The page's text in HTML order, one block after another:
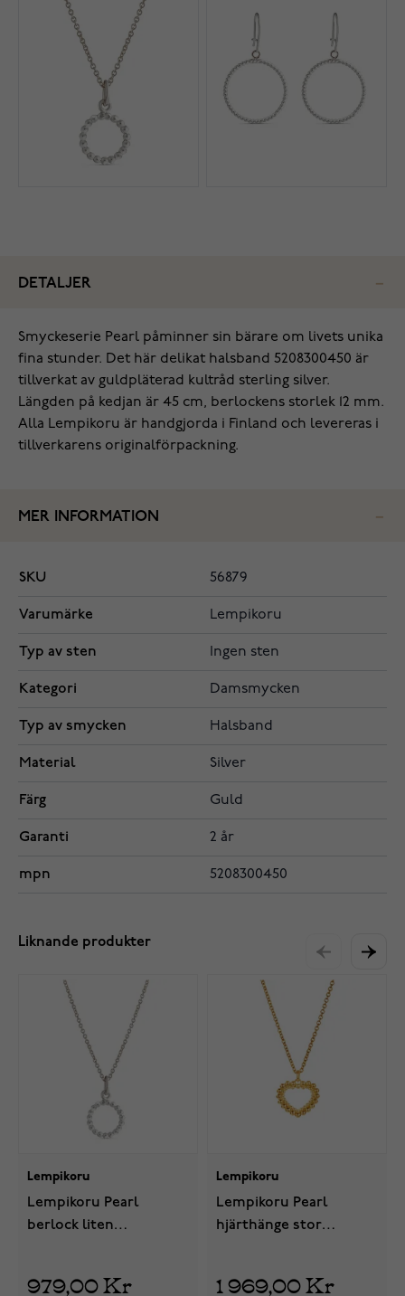
DETALJER
Smyckeserie Pearl påminner sin bärare om livets unika
fina stunder. Det här delikat halsband 5208300450 är
tillverkat av guldpläterad kultråd sterling silver.
Längden på kedjan är 45 cm, berlockens storlek 12 mm.
Alla Lempikoru är handgjorda i Finland och levereras i
tillverkarens originalförpackning.
MER INFORMATION
SKU 56879
Varumärke Lempikoru
Typ av sten Ingen sten
Kategori Damsmycken
Typ av smycken Halsband
Material Silver
Färg Guld
Garanti 2 år
mpn 5208300450
Liknande produkter
Lempikoru
Lempikoru Pearl
berlock liten
979,00 Kr
Lempikoru
Lempikoru Pearl
hjärthänge stor
1 969,00 Kr